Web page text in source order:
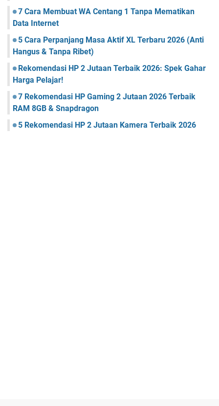
7 Cara Membuat WA Centang 1 Tanpa Mematikan
Data Internet
5 Cara Perpanjang Masa Aktif XL Terbaru 2026 (Anti
Hangus & Tanpa Ribet)
Rekomendasi HP 2 Jutaan Terbaik 2026: Spek Gahar
Harga Pelajar!
7 Rekomendasi HP Gaming 2 Jutaan 2026 Terbaik
RAM 8GB & Snapdragon
5 Rekomendasi HP 2 Jutaan Kamera Terbaik 2026